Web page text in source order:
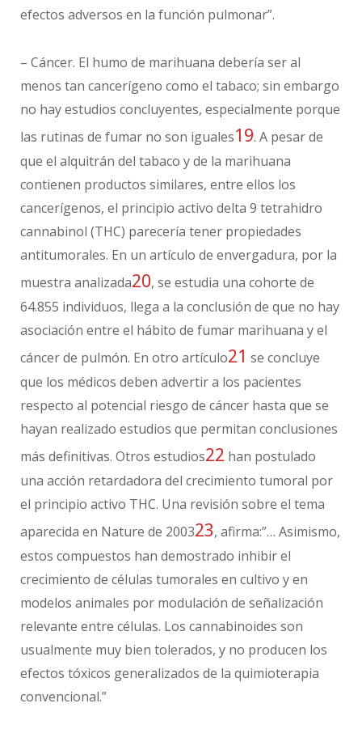
efectos adversos en la función pulmonar”.
– Cáncer. El humo de marihuana debería ser al
menos tan cancerígeno como el tabaco; sin embargo
no hay estudios concluyentes, especialmente porque
las rutinas de fumar no son iguales19. A pesar de
que el alquitrán del tabaco y de la marihuana
contienen productos similares, entre ellos los
cancerígenos, el principio activo delta 9 tetrahidro
cannabinol (THC) parecería tener propiedades
antitumorales. En un artículo de envergadura, por la
muestra analizada20, se estudia una cohorte de
64.855 individuos, llega a la conclusión de que no hay
asociación entre el hábito de fumar marihuana y el
cáncer de pulmón. En otro artículo21 se concluye
que los médicos deben advertir a los pacientes
respecto al potencial riesgo de cáncer hasta que se
hayan realizado estudios que permitan conclusiones
más definitivas. Otros estudios22 han postulado
una acción retardadora del crecimiento tumoral por
el principio activo THC. Una revisión sobre el tema
aparecida en Nature de 200323, afirma:”… Asimismo,
estos compuestos han demostrado inhibir el
crecimiento de células tumorales en cultivo y en
modelos animales por modulación de señalización
relevante entre células. Los cannabinoides son
usualmente muy bien tolerados, y no producen los
efectos tóxicos generalizados de la quimioterapia
convencional.”